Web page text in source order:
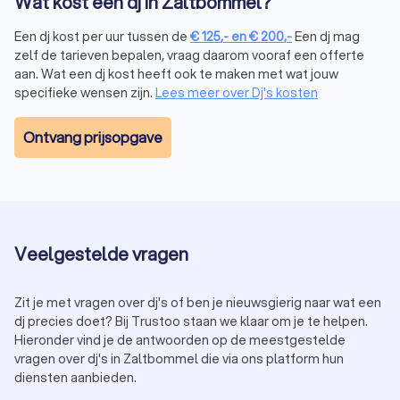
afhankelijk van de grootte van het evenement.
Bekende dj’s:voor bekende namen of internationale dj’s
lopen de kosten op tot duizenden euro’s.
Het is verstandig om offertes op te vragen bij meerdere dj’s
uit Zaltbommel. Zo vergelijk je prijzen en kijk je wat er precies
bij het tarief is inbegrepen. Sommige dj’s rekenen extra
kosten voor reistijd, apparatuur of verlengde speeltijden, dus
Het vinden van de perfecte dj uit Zaltbommel voor jouw
te helpen:Kijk naar ervaring:kies een dj die ervaring heeft met het
soort evenement dat jij organiseert.
Luister naar demo’s:veel dj’s hebben opnames van
eerdere optredens of een portfolio.
Lees reviews:bekijk beoordelingen van eerdere klanten.
Een dj kost per uur tussen de €125,- en€200,-Een dj mag
zelf de tarieven bepalen, vraag daarom vooraf een offerte
aan. Wat een dj kost heeft ook te maken met wat jouw
specifieke wensen zijn. Lees meer over Dj's kosten
Ontvang prijsopgave
Veelgestelde vragen
Zit je met vragen over dj's of ben je nieuwsgierig naar wat een
dj precies doet? Bij Trustoo staan we klaar om je te helpen.
Hieronder vind je de antwoorden op de meestgestelde
vragen over dj's in Zaltbommel die via ons platform hun
diensten aanbieden.